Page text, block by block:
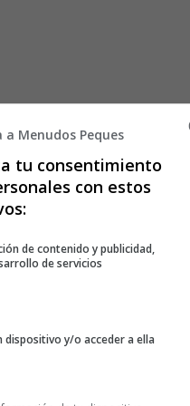
Secundaria Lectura Letra
las letras
Menudos Peques
tu consentimiento
con estos
de contenido y publicidad,
de servicios
y/o acceder a ella